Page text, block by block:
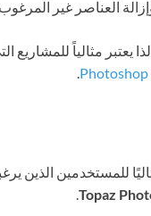
العناصر غير المرغوب
مثالياً للمشاريع
للمستخدمين الذين
Topaz
.